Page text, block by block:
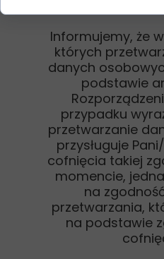
Informujemy, że
których
danych
podstawie
przypadku
przetwarzanie
przysługuje
cofnięcia takiej
momencie,
na
przetwarzania,
na podstawie